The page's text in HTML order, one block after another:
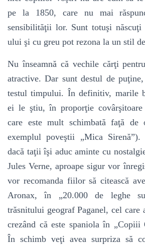
pe la 1850, care nu mai
sensibilităţii lor. Sunt totuşi născuţi
ului şi cu greu pot rezona la un stil
Nu înseamnă că vechile cărţi
atractive. Dar sunt destul de
testul timpului. În definitiv, marile
ei le ştiu, în proporţie
care este mult schimbată faţă de
exemplul poveştii „Mica
dacă taţii îşi aduc aminte cu
Jules Verne, aproape sigur vor
vor recomanda fiilor să citească
Aronax, în „20.000 de leghe
trăsnitului geograf Paganel, cel care
crezând că este spaniola în „Copiii
În schimb veţi avea surpriza să